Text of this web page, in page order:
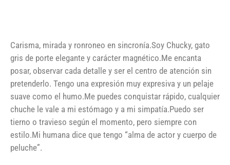
Carisma, mirada y ronroneo en sincronía.Soy Chucky, gato
gris de porte elegante y carácter magnético.Me encanta
posar, observar cada detalle y ser el centro de atención sin
pretenderlo. Tengo una expresión muy expresiva y un pelaje
suave como el humo.Me puedes conquistar rápido, cualquier
chuche le vale a mi estómago y a mi simpatía.Puedo ser
tierno o travieso según el momento, pero siempre con
estilo.Mi humana dice que tengo “alma de actor y cuerpo de
peluche”.